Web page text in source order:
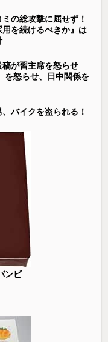
の総攻撃に屈せず！
用を続けるべきか』は
が習主席を怒らせ
を怒らせ、日中関係を
バイクを盗られる！
ンビ